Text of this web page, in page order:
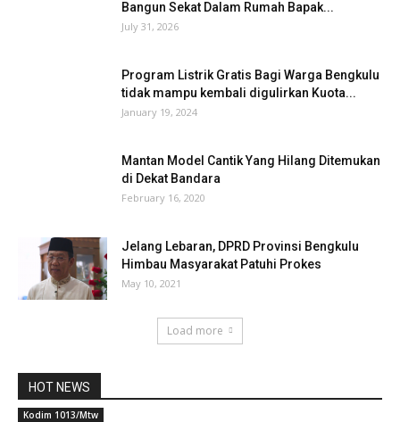
Bangun Sekat Dalam Rumah Bapak...
July 31, 2026
Program Listrik Gratis Bagi Warga Bengkulu
tidak mampu kembali digulirkan Kuota...
January 19, 2024
Mantan Model Cantik Yang Hilang Ditemukan
di Dekat Bandara
February 16, 2020
Jelang Lebaran, DPRD Provinsi Bengkulu
Himbau Masyarakat Patuhi Prokes
May 10, 2021
Load more
HOT NEWS
Kodim 1013/Mtw